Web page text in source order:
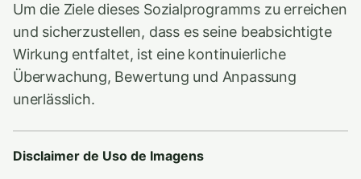
Um die Ziele dieses Sozialprogramms zu erreichen
und sicherzustellen, dass es seine beabsichtigte
Wirkung entfaltet, ist eine kontinuierliche
Überwachung, Bewertung und Anpassung
unerlässlich.
Disclaimer de Uso de Imagens